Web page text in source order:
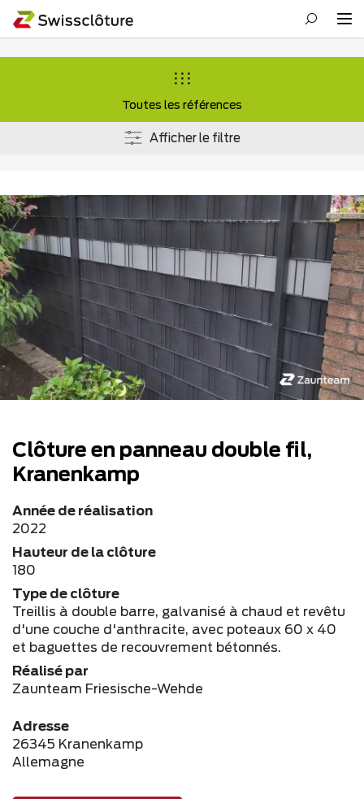
Toutes les références
Afficher le filtre
Clôture en panneau double fil,
Kranenkamp
Année de réalisation
2022
Hauteur de la clôture
180
Type de clôture
Treillis à double barre, galvanisé à chaud et revêtu
d'une couche d'anthracite, avec poteaux 60 x 40
et baguettes de recouvrement bétonnés.
Réalisé par
Zaunteam Friesische-Wehde
Adresse
26345 Kranenkamp
Allemagne